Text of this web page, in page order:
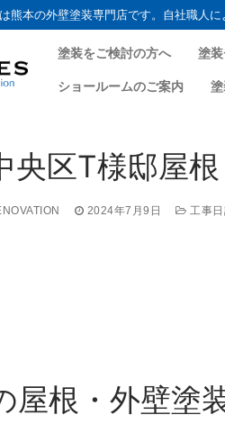
熊本の外壁塗装専門店です。自社職人
塗装をご検討の方へ 塗
ショールームのご案内
央区T様邸屋
2024年7月9日 工事
屋根・外壁塗